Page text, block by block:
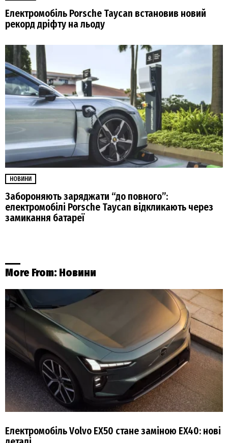
Електромобіль Porsche Taycan встановив новий
рекорд дріфту на льоду
НОВИНИ
Забороняють заряджати “до повного”:
електромобілі Porsche Taycan відкликають через
замикання батареї
More From: Новини
Електромобіль Volvo EX50 стане заміною EX40: нові